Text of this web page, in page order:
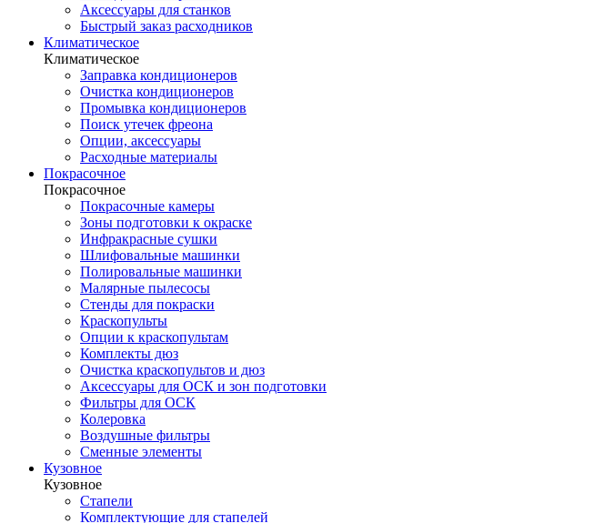
Аксессуары для станков
Быстрый заказ расходников
Климатическое
Климатическое
Заправка кондиционеров
Очистка кондиционеров
Промывка кондиционеров
Поиск утечек фреона
Опции, аксессуары
Расходные материалы
Покрасочное
Покрасочное
Покрасочные камеры
Зоны подготовки к окраске
Инфракрасные сушки
Шлифовальные машинки
Полировальные машинки
Малярные пылесосы
Стенды для покраски
Краскопульты
Опции к краскопультам
Комплекты дюз
Очистка краскопультов и дюз
Аксессуары для ОСК и зон подготовки
Фильтры для ОСК
Колеровка
Воздушные фильтры
Сменные элементы
Кузовное
Кузовное
Стапели
Комплектующие для стапелей